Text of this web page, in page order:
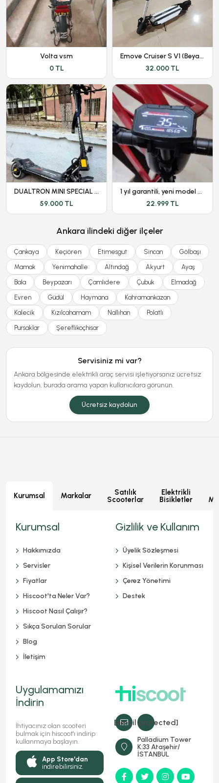
Volta vsm
0 TL
Emove Cruiser S V1 (Beyaz) - Kronik Sorunları Giderilmiştir
32.000 TL
DUALTRON MINI SPECIAL LONG BODY - DÜŞÜK KM - GARANTİLİ
59.000 TL
1 yıl garantili, yeni model Onvo ov-012 scooter
22.999 TL
Ankara ilindeki diğer ilçeler
Çankaya Keçiören Etimesgut Sincan Gölbaşı
Mamak Yenimahalle Altındağ Akyurt Ayaş
Bala Beypazarı Çamlıdere Çubuk Elmadağ
Evren Güdül Haymana Kahramankazan
Kalecik Kızılcahamam Nallıhan Polatlı
Pursaklar Şereflikoçhisar
Servisiniz mi var?
Ankara bölgesinde elektrikli araç servisi işletiyorsanız ücretsiz
kaydolun, burada arama yapan kullanıcılara görünün.
Ücretsiz kaydolun
Kurumsal Markalar
Satılık
Scooterlar
Elektrikli
Bisikletler
[email protected]
Palladium Tower
K:33 Ataşehir/
İSTANBUL
Kurumsal
Hakkımızda
Servisler
Fiyatlar
Hiscoot'ta Neler Var?
Hiscoot Nasıl Çalışır?
Sıkça Sorulan Sorular
Blog
İletişim
Gizlilik ve Kullanım
Üyelik Sözleşmesi
Kişisel Verilerin Korunması
Çerez Yönetimi
Destek
Uygulamamızı
İndirin
İhtiyacınız olan scooteri
bulmak için hiscoot'ı indirip
kullanmaya başlayın.
App Store'dan
indirebilirsiniz.